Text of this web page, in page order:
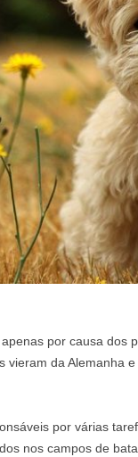
por causa dos
vieram da Alemanha
por várias
nos campos de